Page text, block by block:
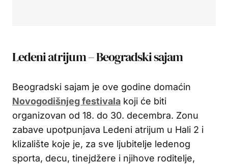
Ledeni atrijum – Beogradski sajam
Beogradski sajam je ove godine domaćin
Novogodišnjeg festivala koji će biti
organizovan od 18. do 30. decembra. Zonu
zabave upotpunjava Ledeni atrijum u Hali 2 i
klizalište koje je, za sve ljubitelje ledenog
sporta, decu, tinejdžere i njihove roditelje,